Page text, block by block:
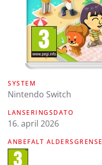
SYSTEM
Nintendo Switch
LANSERINGSDATO
16. april 2026
ANBEFALT ALDERSGRENSE